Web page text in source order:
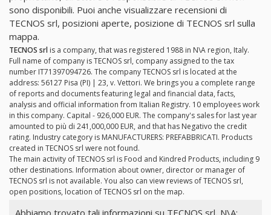
sono disponibili. Puoi anche visualizzare recensioni di
TECNOS srl, posizioni aperte, posizione di TECNOS srl sulla
mappa.
TECNOS srl is a company, that was registered 1988 in N\A region, Italy.
Full name of company is TECNOS srl, company assigned to the tax
number IT71397094726. The company TECNOS srl is located at the
address: 56127 Pisa (PI) | 23, v. Vettori. We brings you a complete range
of reports and documents featuring legal and financial data, facts,
analysis and official information from Italian Registry. 10 employees work
in this company. Capital - 926,000 EUR. The company's sales for last year
amounted to più di 241,000,000 EUR, and that has Negativo the credit
rating. Industry category is MANUFACTURERS: PREFABBRICATI. Products
created in TECNOS srl were not found.
The main activity of TECNOS srl is Food and Kindred Products, including 9
other destinations. Information about owner, director or manager of
TECNOS srl is not available. You also can view reviews of TECNOS srl,
open positions, location of TECNOS srl on the map.